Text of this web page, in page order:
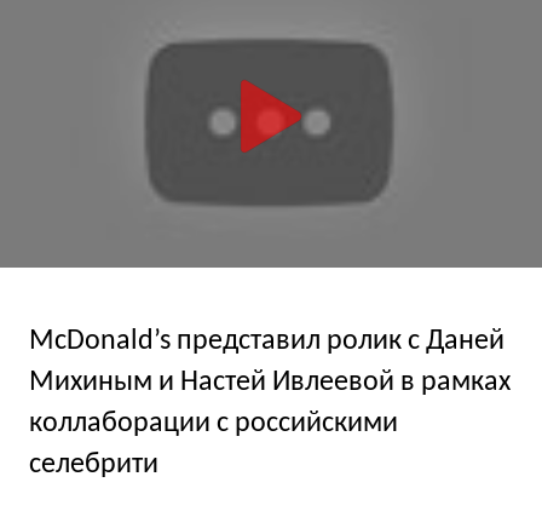
McDonald’s представил ролик с Даней
Михиным и Настей Ивлеевой в рамках
коллаборации с российскими
селебрити